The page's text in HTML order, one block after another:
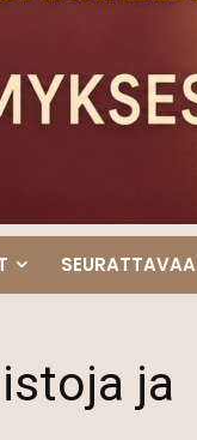
SEURATTAVAA
ja